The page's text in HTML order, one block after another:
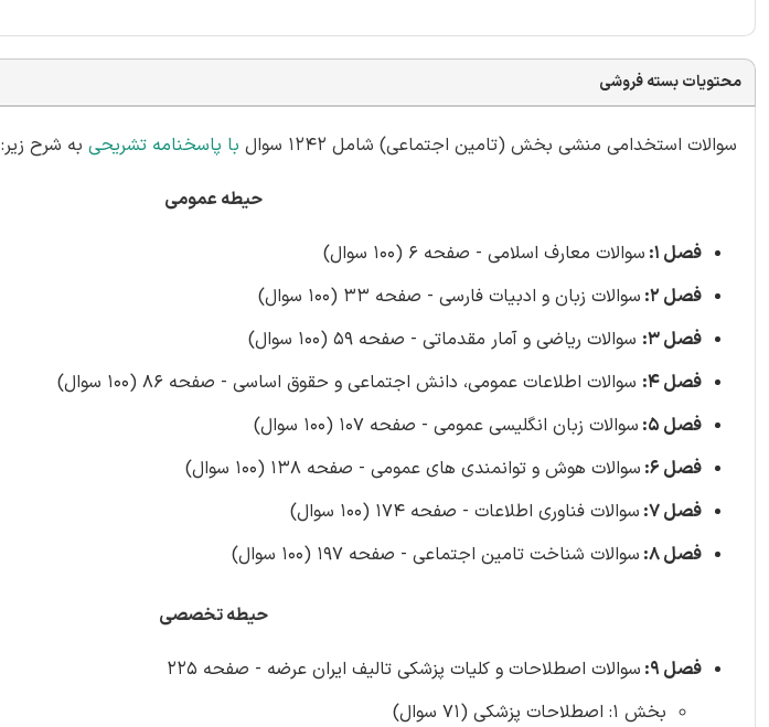
محتویات بسته فروشی
سوالات استخدامی منشی بخش (تامین اجتماعی) شامل 1242 سوال با پاسخنامه تشریحی به شرح زیر:
حیطه عمومی
فصل 1:
سوالات معارف اسلامی - صفحه 6 (100 سوال)
فصل 2:
سوالات زبان و ادبیات فارسی - صفحه 33 (100 سوال)
فصل 3:
سوالات ریاضی و آمار مقدماتی - صفحه 59 (100 سوال)
فصل 4:
سوالات اطلاعات عمومی، دانش اجتماعی و حقوق اساسی - صفحه 86 (100 سوال)
فصل 5:
سوالات زبان انگلیسی عمومی - صفحه 107 (100 سوال)
فصل 6:
سوالات هوش و توانمندی های عمومی - صفحه 138 (100 سوال)
فصل 7:
سوالات فناوری اطلاعات - صفحه 174 (100 سوال)
فصل 8:
سوالات شناخت تامین اجتماعی - صفحه 197 (100 سوال)
حیطه تخصصی
فصل 9:
سوالات اصطلاحات و کلیات پزشکی تالیف ایران عرضه - صفحه 225
بخش 1: اصطلاحات پزشکی (71 سوال)